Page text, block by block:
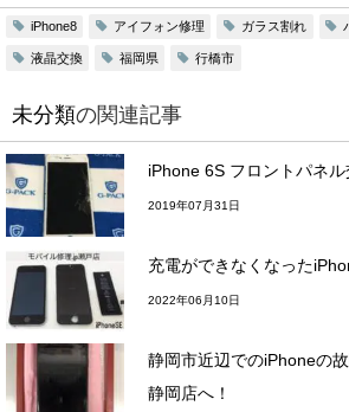
iPhone8 アイフォン修理 ガラス割れ
液晶交換 福岡県 行橋市
未分類の関連記事
iPhone 6S フロントパネル
2019年07月31日
充電ができなくなった
2022年06月10日
静岡市近辺でのiPhoneの
静岡店へ！